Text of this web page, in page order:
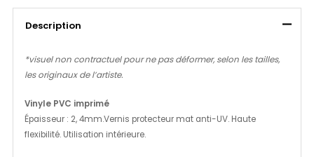
Description
*visuel non contractuel pour ne pas déformer, selon les tailles,
les originaux de l’artiste.
Vinyle PVC imprimé
Épaisseur : 2, 4mm.Vernis protecteur mat anti-UV. Haute
flexibilité. Utilisation intérieure.